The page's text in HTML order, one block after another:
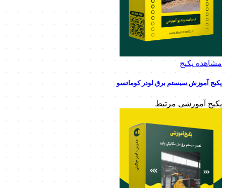
مشاهده پکیج
پکیج آموزش سیستم برق لودر کوماتسو
پکیج آموزشی مرتبط